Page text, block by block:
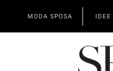
MODA SPOSA